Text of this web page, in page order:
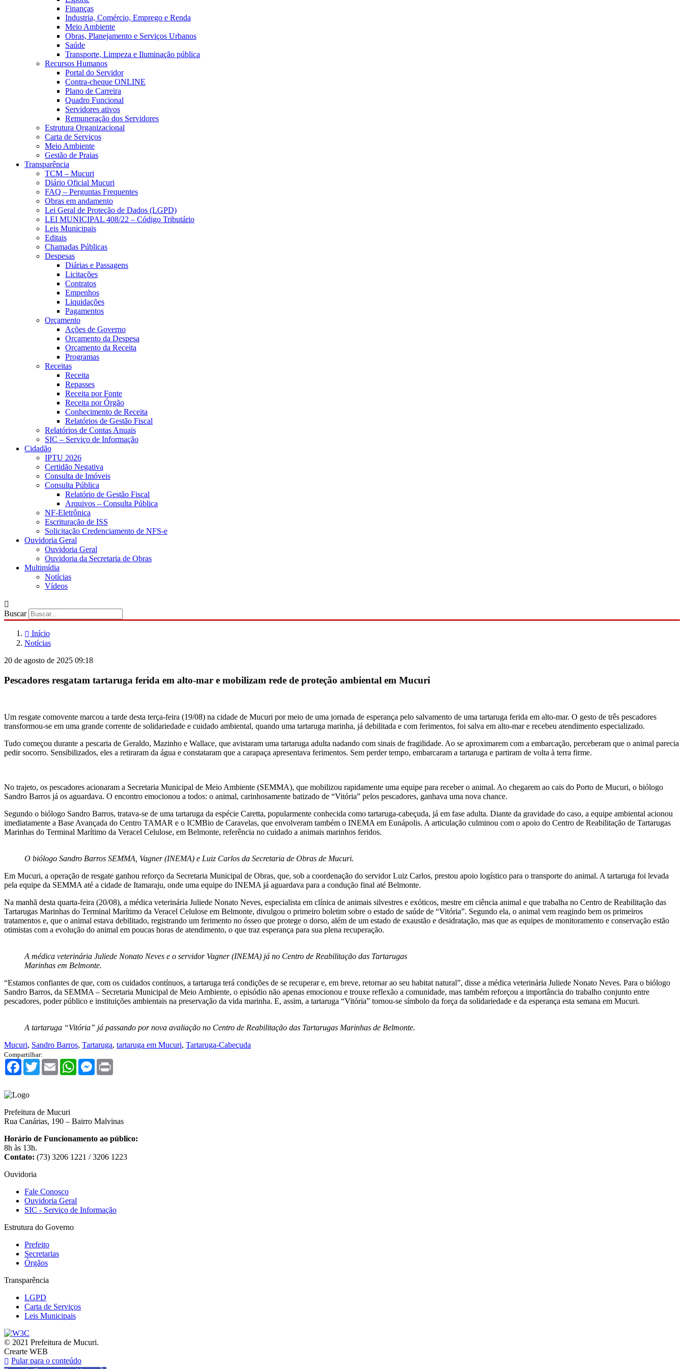
Finanças
Industria, Comércio, Emprego e Renda
Meio Ambiente
Obras, Planejamento e Serviços Urbanos
Saúde
Transporte, Limpeza e Iluminação pública
Recursos Humanos
Portal do Servidor
Contra-cheque ONLINE
Plano de Carreira
Quadro Funcional
Servidores ativos
Remuneração dos Servidores
Estrutura Organizacional
Carta de Serviços
Meio Ambiente
Gestão de Praias
Transparência
TCM – Mucuri
Diário Oficial Mucuri
FAQ – Perguntas Frequentes
Obras em andamento
Lei Geral de Proteção de Dados (LGPD)
LEI MUNICIPAL 408/22 – Código Tributário
Leis Municipais
Editais
Chamadas Públicas
Despesas
Diárias e Passagens
Licitações
Contratos
Empenhos
Liquidações
Pagamentos
Orçamento
Ações de Governo
Orçamento da Despesa
Orçamento da Receita
Programas
Receitas
Receita
Repasses
Receita por Fonte
Receita por Órgão
Conhecimento de Receita
Relatórios de Gestão Fiscal
Relatórios de Contas Anuais
SIC – Serviço de Informação
Cidadão
IPTU 2026
Certidão Negativa
Consulta de Imóveis
Consulta Pública
Relatório de Gestão Fiscal
Arquivos – Consulta Pública
NF-Eletrônica
Escrituração de ISS
Solicitação Credenciamento de NFS-e
Ouvidoria Geral
Ouvidoria Geral
Ouvidoria da Secretaria de Obras
Multimídia
Notícias
Vídeos
Buscar
Início
Notícias
20 de agosto de 2025 09:18
Pescadores resgatam tartaruga ferida em alto-mar e mobilizam rede de proteção ambiental em Mucuri
Um resgate comovente marcou a tarde desta terça-feira (19/08) na cidade de Mucuri por meio de uma jornada de esperança pelo salvamento de uma tartaruga ferida em alto-mar. O gesto de três pescadores
transformou-se em uma grande corrente de solidariedade e cuidado ambiental, quando uma tartaruga marinha, já debilitada e com ferimentos, foi salva em alto-mar e recebeu atendimento especializado.
Tudo começou durante a pescaria de Geraldo, Mazinho e Wallace, que avistaram uma tartaruga adulta nadando com sinais de fragilidade. Ao se aproximarem com a embarcação, perceberam que o animal parecia
pedir socorro. Sensibilizados, eles a retiraram da água e constataram que a carapaça apresentava ferimentos. Sem perder tempo, embarcaram a tartaruga e partiram de volta à terra firme.
No trajeto, os pescadores acionaram a Secretaria Municipal de Meio Ambiente (SEMMA), que mobilizou rapidamente uma equipe para receber o animal. Ao chegarem ao cais do Porto de Mucuri, o biólogo
Sandro Barros já os aguardava. O encontro emocionou a todos: o animal, carinhosamente batizado de “Vitória” pelos pescadores, ganhava uma nova chance.
Segundo o biólogo Sandro Barros, tratava-se de uma tartaruga da espécie Caretta, popularmente conhecida como tartaruga-cabeçuda, já em fase adulta. Diante da gravidade do caso, a equipe ambiental acionou
imediatamente a Base Avançada do Centro TAMAR e o ICMBio de Caravelas, que envolveram também o INEMA em Eunápolis. A articulação culminou com o apoio do Centro de Reabilitação de Tartarugas
Marinhas do Terminal Marítimo da Veracel Celulose, em Belmonte, referência no cuidado a animais marinhos feridos.
O biólogo Sandro Barros SEMMA, Vagner (INEMA) e Luiz Carlos da Secretaria de Obras de Mucuri.
Em Mucuri, a operação de resgate ganhou reforço da Secretaria Municipal de Obras, que, sob a coordenação do servidor Luiz Carlos, prestou apoio logístico para o transporte do animal. A tartaruga foi levada
pela equipe da SEMMA até a cidade de Itamaraju, onde uma equipe do INEMA já aguardava para a condução final até Belmonte.
Na manhã desta quarta-feira (20/08), a médica veterinária Juliede Nonato Neves, especialista em clínica de animais silvestres e exóticos, mestre em ciência animal e que trabalha no Centro de Reabilitação das
Tartarugas Marinhas do Terminal Marítimo da Veracel Celulose em Belmonte, divulgou o primeiro boletim sobre o estado de saúde de “Vitória”. Segundo ela, o animal vem reagindo bem os primeiros
tratamentos e, que o animal estava debilitado, registrando um ferimento no ósseo que protege o dorso, além de um estado de exaustão e desidratação, mas que as equipes de monitoramento e conservação estão
otimistas com a evolução do animal em poucas horas de atendimento, o que traz esperança para sua plena recuperação.
A médica veterinária Juliede Nonato Neves e o servidor Vagner (INEMA) já no Centro de Reabilitação das Tartarugas
Marinhas em Belmonte.
“Estamos confiantes de que, com os cuidados contínuos, a tartaruga terá condições de se recuperar e, em breve, retornar ao seu habitat natural”, disse a médica veterinária Juliede Nonato Neves. Para o biólogo
Sandro Barros, da SEMMA – Secretaria Municipal de Meio Ambiente, o episódio não apenas emocionou e trouxe reflexão a comunidade, mas também reforçou a importância do trabalho conjunto entre
pescadores, poder público e instituições ambientais na preservação da vida marinha. E, assim, a tartaruga “Vitória” tornou-se símbolo da força da solidariedade e da esperança esta semana em Mucuri.
A tartaruga “Vitória” já passando por nova avaliação no Centro de Reabilitação das Tartarugas Marinhas de Belmonte.
Mucuri, Sandro Barros, Tartaruga, tartaruga em Mucuri, Tartaruga-Cabeçuda
Compartilhar:
Facebook
TwitterEmail WhatsAppMessenger
Prefeitura de Mucuri
Rua Canárias, 190 – Bairro Malvinas
Horário de Funcionamento ao público:
8h às 13h.
Contato: (73) 3206 1221 / 3206 1223
Ouvidoria
Fale Conosco
Ouvidoria Geral
SIC - Serviço de Informação
Estrutura do Governo
Prefeito
Secretarias
Órgãos
Transparência
LGPD
Carta de Serviços
Leis Municipais
© 2021 Prefeitura de Mucuri.
Crearte WEB
Pular para o conteúdo